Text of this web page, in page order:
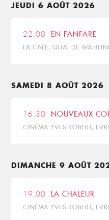
JEUDI 6 AOÛT 2026
22:00 EN FANFARE
LA CALE, QUAI DE
SAMEDI 8 AOÛT 2026
16:30 NOUVEAUX
CINÉMA YVES ROBERT,
DIMANCHE 9 AOÛT
19:00 LA CHALEUR
CINÉMA YVES ROBERT,